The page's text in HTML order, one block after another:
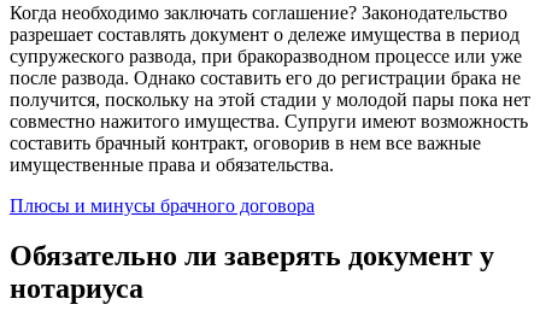
Когда необходимо заключать соглашение? Законодательство
разрешает составлять документ о дележе имущества в период
супружеского развода, при бракоразводном процессе или уже
после развода. Однако составить его до регистрации брака не
получится, поскольку на этой стадии у молодой пары пока нет
совместно нажитого имущества. Супруги имеют возможность
составить брачный контракт, оговорив в нем все важные
имущественные права и обязательства.
Плюсы и минусы брачного договора
Обязательно ли заверять документ у
нотариуса